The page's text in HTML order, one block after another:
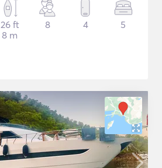
26 ft
8 m
8 4 5